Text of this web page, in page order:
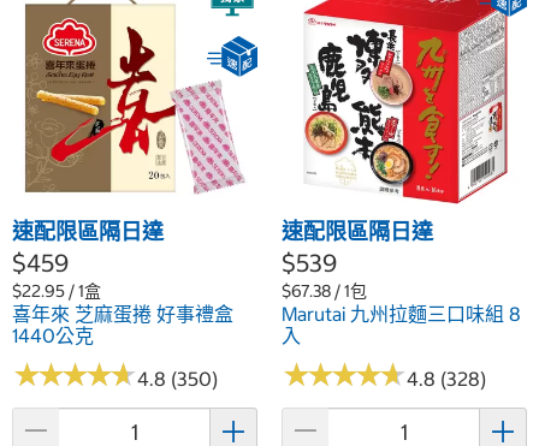
速配限區隔日達
$459
$22.95 / 1盒
喜年來 芝麻蛋捲 好事禮盒
1440公克
★★★★★
★★★★★4.8 (350)
速配限區隔日達
$539
$67.38 / 1包
Marutai 九州拉麵三口味組 8
入
★★★★★
★★★★★4.8 (328)